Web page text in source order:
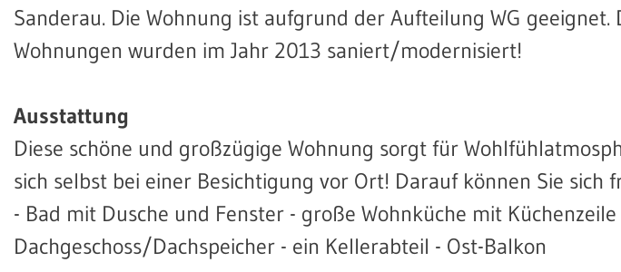
Sanderau. Die Wohnung ist aufgrund der Aufteilung WG geeignet.
Wohnungen wurden im Jahr 2013 saniert/modernisiert!
Ausstattung
Diese schöne und großzügige Wohnung sorgt für
sich selbst bei einer Besichtigung vor Ort! Darauf können Sie sich
- Bad mit Dusche und Fenster - große Wohnküche mit
Dachgeschoss/Dachspeicher - ein Kellerabteil - Ost-Balkon